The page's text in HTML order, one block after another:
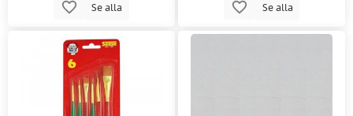
Se alla Se alla